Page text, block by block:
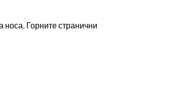
носа. Горните странични